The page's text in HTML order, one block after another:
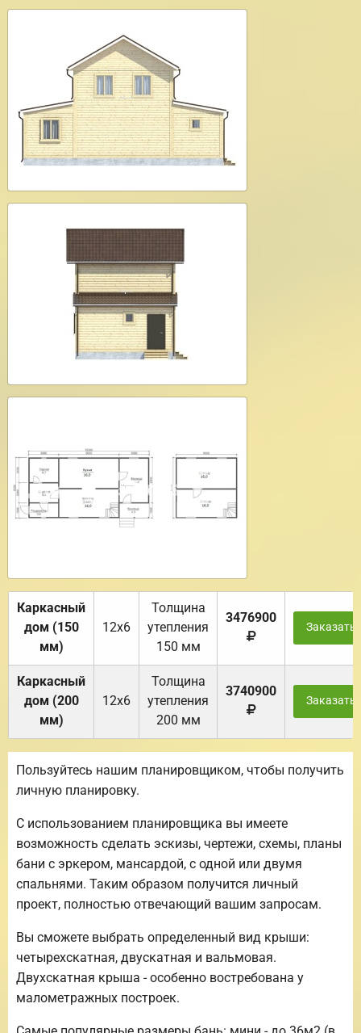
Каркасный
дом (150
мм)
12х6
Толщина
утепления
150 мм
3476900
Заказать
Каркасный
дом (200
мм)
12х6
Толщина
утепления
200 мм
3740900
Заказать
Пользуйтесь нашим планировщиком, чтобы получить
личную планировку.
С использованием планировщика вы имеете
возможность сделать эскизы, чертежи, схемы, планы
бани с эркером, мансардой, с одной или двумя
спальнями. Таким образом получится личный
проект, полностью отвечающий вашим запросам.
Вы сможете выбрать определенный вид крыши:
четырехскатная, двускатная и вальмовая.
Двухскатная крыша - особенно востребована у
малометражных построек.